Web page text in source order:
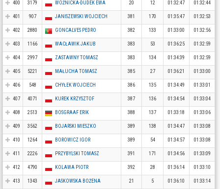
400 3179 WOŹNICKA-DUDEK EWA 20 12 01:32:47 01:32:44
401 907 JANISZEWSKI WOJCIECH 381 170 01:35:47 01:32:53
402 2880 GONCALVES PEDRO 382 133 01:33:00 01:32:56
403 1166 WACŁAWIK JAKUB 383 53 01:36:25 01:32:59
404 2997 ZASTAWNY TOMASZ 383 134 01:34:39 01:32:59
405 5221 MAŁUCHA TOMASZ 385 27 01:36:21 01:33:00
406 548 CHYŁEK WOJCIECH 386 135 01:34:49 01:33:01
407 4071 KUREK KRZYSZTOF 387 136 01:34:54 01:33:04
408 2513 BOSGRAAF ERIK 388 137 01:33:18 01:33:06
409 3562 BOJARSKI MIESZKO 389 138 01:34:47 01:33:08
410 1264 BOROWICZ IGOR 389 54 01:34:57 01:33:08
411 2226 PRZYBYLSKI TOMASZ 391 171 01:34:56 01:33:09
412 4790 KOLAWA PIOTR 392 28 01:36:14 01:33:10
413 1343 JASKOWSKA BOŻENA 21 5 01:36:10 01:33:14